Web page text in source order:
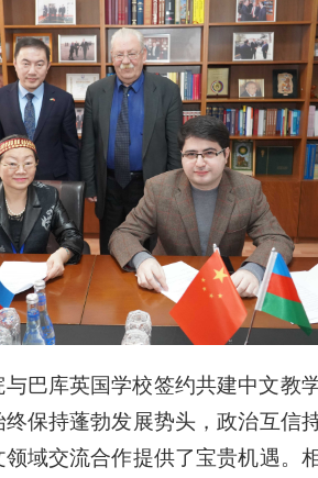
巴库英国学校签约共建中文教
保持蓬勃发展势头，政治互信
域交流合作提供了宝贵机遇。